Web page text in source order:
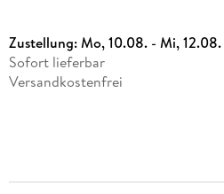
Zustellung:Mo, 10.08. - Mi, 12.08.
Sofort lieferbar
Versandkostenfrei